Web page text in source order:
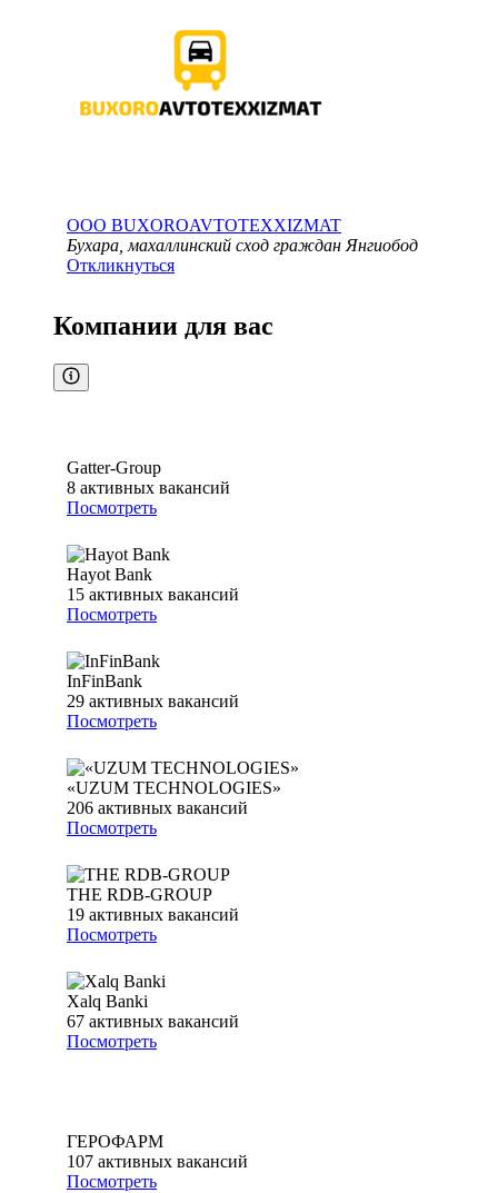
ООО BUXOROAVTOTEXXIZMAT
Бухара, махаллинский сход граждан Янгиобод
Откликнуться
Компании для вас
Gatter-Group
8 активных вакансий
Посмотреть
Hayot Bank
15 активных вакансий
Посмотреть
InFinBank
29 активных вакансий
Посмотреть
«UZUM TECHNOLOGIES»
206 активных вакансий
Посмотреть
THE RDB-GROUP
19 активных вакансий
Посмотреть
Xalq Banki
67 активных вакансий
Посмотреть
ГЕРОФАРМ
107 активных вакансий
Посмотреть